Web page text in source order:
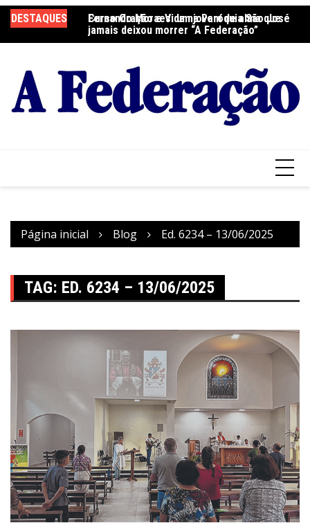
para
o
DESTAQUES
Fernando Moraes: um jovem de alma que
jamais deixou morrer “A Federação”
Curso Oração e Vida na Paróquia São José
Página inicial Blog Ed. 6234 – 13/06/2025
TAG: ED. 6234 – 13/06/2025